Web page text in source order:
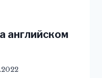
английском